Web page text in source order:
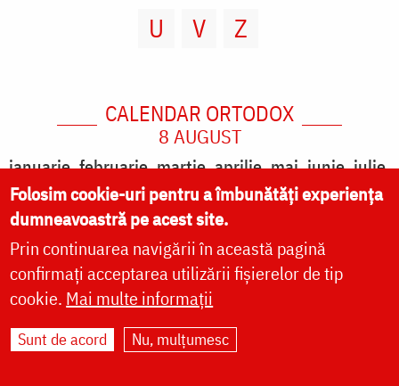
U
V Z
CALENDAR ORTODOX
8 AUGUST
ianuarie februarie martie aprilie mai iunie iulie
august septembrie octombrie noiembrie
decembrie
ACATISTE CANOANE
PARACLISE
RUGĂCIUNI
Folosim cookie-uri pentru a îmbunătăți experiența
dumneavoastră pe acest site.
Prin continuarea navigării în această pagină
confirmați acceptarea utilizării fișierelor de tip
cookie. Mai multe informații
Sunt de acord Nu, mulțumesc